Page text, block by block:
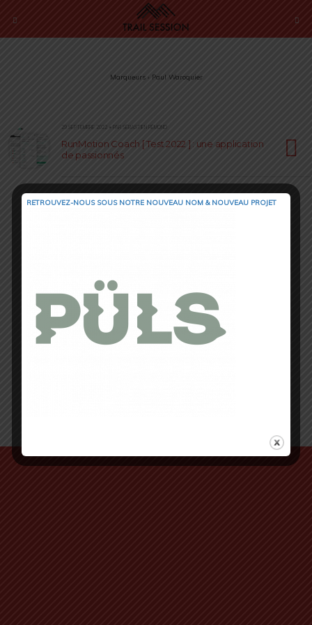
Marqueurs › Paul Waroquier
29 SEPTEMBRE 2022 • PAR SÉBASTIEN RÉMOND
RunMotion Coach [ Test 2022 ] : une application
de passionnés
RETROUVEZ-NOUS SOUS NOTRE NOUVEAU NOM & NOUVEAU PROJET